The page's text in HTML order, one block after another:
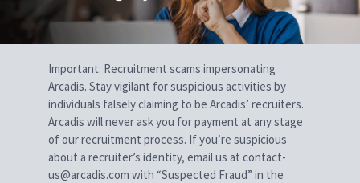
Important: Recruitment scams impersonating
Arcadis. Stay vigilant for suspicious activities by
individuals falsely claiming to be Arcadis’ recruiters.
Arcadis will never ask you for payment at any stage
of our recruitment process. If you’re suspicious
about a recruiter’s identity, email us at contact-
us@arcadis.com with “Suspected Fraud” in the